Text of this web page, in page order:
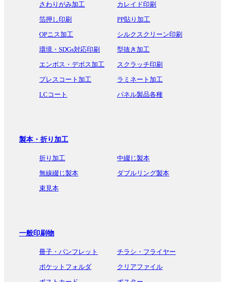
さわりがみ加工
カレイド印刷
箔押し印刷
PP貼り加工
OPニス加工
シルクスクリーン印刷
環境・SDGs対応印刷
型抜き加工
エンボス・デボス加工
スクラッチ印刷
プレスコート加工
ラミネート加工
LCコート
パネル製品各種
製本・折り加工
折り加工
中綴じ製本
無線綴じ製本
ダブルリング製本
束見本
一般印刷物
冊子・パンフレット
チラシ・フライヤー
ポケットフォルダ
クリアファイル